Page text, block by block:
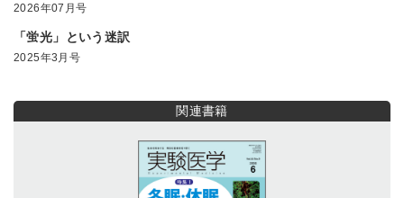
2026年07月号
「蛍光」という迷訳
2025年3月号
関連書籍